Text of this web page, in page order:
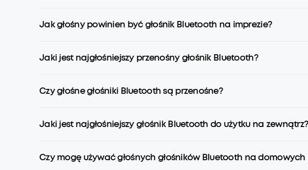
Jak głośny powinien być głośnik Bluetooth na imprezie?
Jaki jest najgłośniejszy przenośny głośnik Bluetooth?
Czy głośne głośniki Bluetooth są przenośne?
Jaki jest najgłośniejszy głośnik Bluetooth do użytku na zewnątrz?
Czy mogę używać głośnych głośników Bluetooth na